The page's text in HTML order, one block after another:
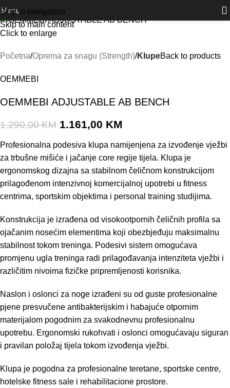
Skip to navigation
Skip to main content
Outlet
Menu
Akcija!
Click to enlarge
Početna Oprema za snagu (Strength) KlupeBack to products
OEMMEBI
OEMMEBI ADJUSTABLE AB BENCH
1.290,00KM 1.161,00 KM
Profesionalna podesiva klupa namijenjena za izvođenje vježbi
za trbušne mišiće i jačanje core regije tijela. Klupa je
ergonomskog dizajna sa stabilnom čeličnom konstrukcijom
prilagođenom intenzivnoj komercijalnoj upotrebi u fitness
centrima, sportskim objektima i personal training studijima.
Konstrukcija je izrađena od visokootpornih čeličnih profila sa
ojačanim nosećim elementima koji obezbjeđuju maksimalnu
stabilnost tokom treninga. Podesivi sistem omogućava
promjenu ugla treninga radi prilagođavanja intenziteta vježbi i
različitim nivoima fizičke pripremljenosti korisnika.
Naslon i oslonci za noge izrađeni su od guste profesionalne
pjene presvučene antibakterijskim i habajuće otpornim
materijalom pogodnim za svakodnevnu profesionalnu
upotrebu. Ergonomski rukohvati i oslonci omogućavaju siguran
i pravilan položaj tijela tokom izvođenja vježbi.
Klupa je pogodna za profesionalne teretane, sportske centre,
hotelske fitness sale i rehabilitacione prostore.